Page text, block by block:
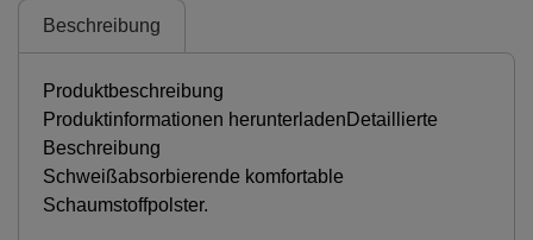
Beschreibung
Produktbeschreibung
Produktinformationen herunterladenDetaillierte
Beschreibung
Schweißabsorbierende komfortable
Schaumstoffpolster.